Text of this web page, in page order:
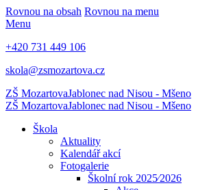
Rovnou na obsah Rovnou na menu
Menu
+420 731 449 106
skola@zsmozartova.cz
ZŠ MozartovaJablonec nad Nisou - Mšeno
ZŠ MozartovaJablonec nad Nisou - Mšeno
Škola
Aktuality
Kalendář akcí
Fotogalerie
Školní rok 2025⁄2026